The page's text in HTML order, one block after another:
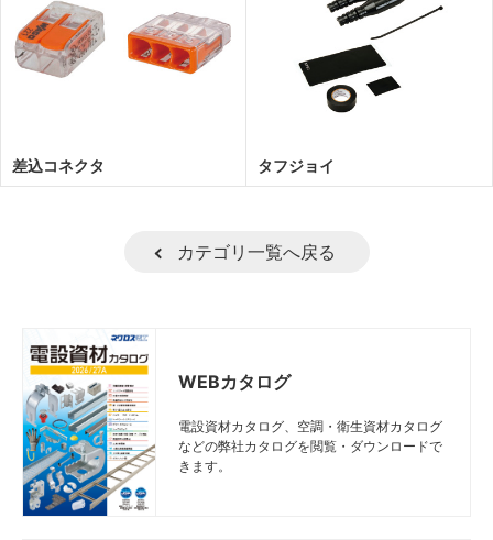
差込コネクタ タフジョイ
カテゴリ一覧へ戻る
WEBカタログ
電設資材カタログ、空調・衛生資材カタログ
などの弊社カタログを閲覧・ダウンロードで
きます。